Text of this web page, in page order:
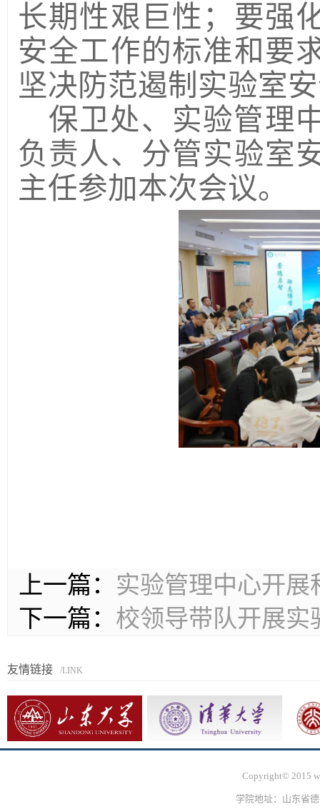
长期性艰巨性；要强
安全工作的标准和要
坚决防范遏制实验室
保卫处、实验管理
负责人、 分管实验室
主任参加本次会议。
上一篇： 实验管理中心开展
下一篇： 校领导带队开展实
友情链接 /LINK
Copyright© 2015
学院地址：山东省